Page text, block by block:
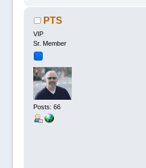
PTS
VIP
Sr. Member
Posts: 66